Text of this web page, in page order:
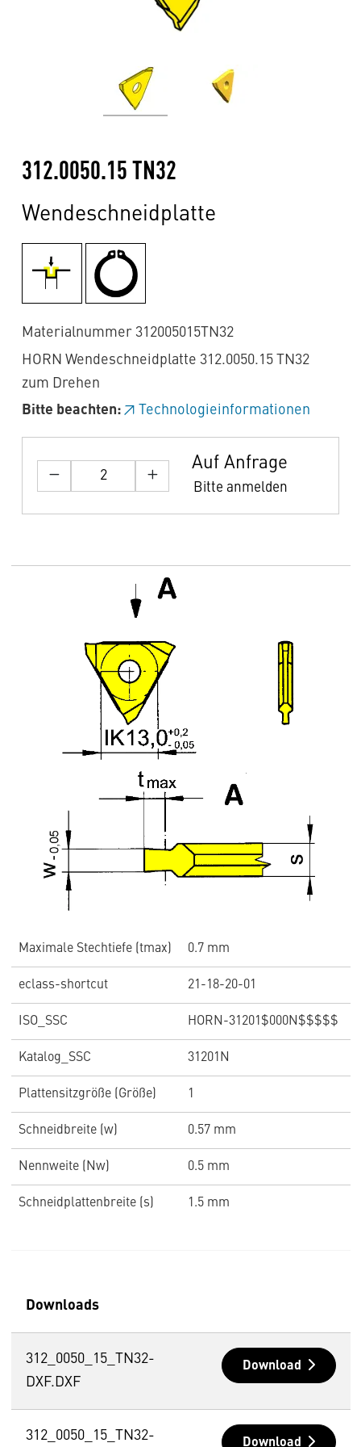
312.0050.15 TN32
Wendeschneidplatte
Materialnummer 312005015TN32
HORN Wendeschneidplatte 312.0050.15 TN32
zum Drehen
Bitte beachten:
Technologieinformationen
Auf Anfrage
Bitte anmelden
Maximale Stechtiefe (tmax) 0.7 mm
eclass-shortcut 21-18-20-01
ISO_SSC HORN-31201$000N$$$$$
Katalog_SSC 31201N
Plattensitzgröße (Größe) 1
Schneidbreite (w) 0.57 mm
Nennweite (Nw) 0.5 mm
Schneidplattenbreite (s) 1.5 mm
Downloads
312_0050_15_TN32-
DXF.DXF
Download
312_0050_15_TN32- Download